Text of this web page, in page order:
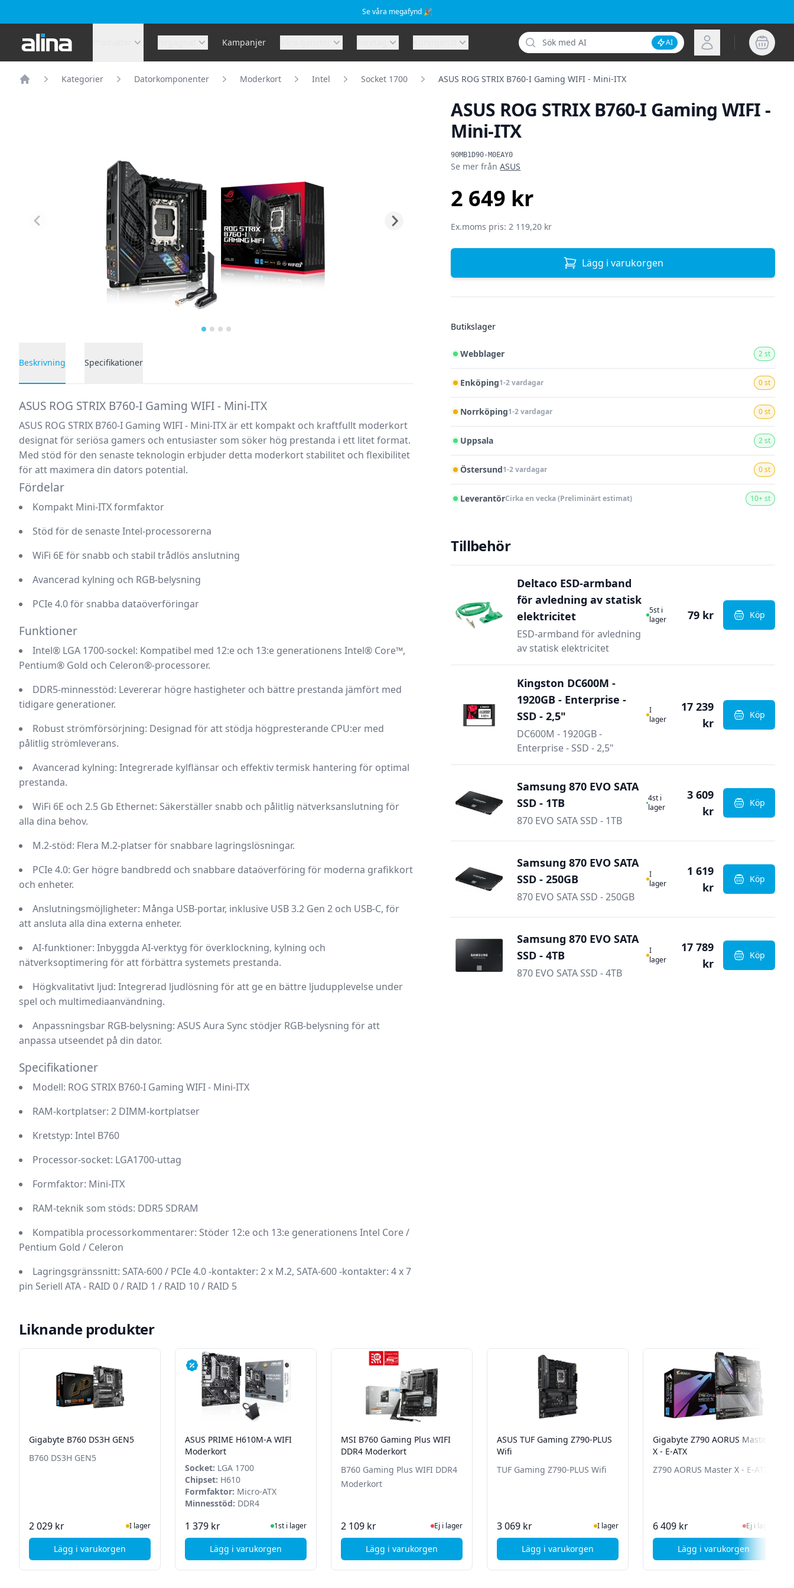
Se våra megafynd 🎉
Alina.se Kampanjer
Sök
Inaktivera AI-sökning
AI Logga in
Kategorier Datorkomponenter Moderkort Intel Socket 1700 ASUS ROG STRIX B760-I Gaming WIFI - Mini-ITX
ASUS ROG STRIX B760-I Gaming WIFI -
Mini-ITX
90MB1D90-M0EAY0
Produktinformation
Se mer frånASUS
2 649 kr
Ex.moms pris: 2 119,20 kr
Lägg i varukorgen
Butikslager
Webblager 2 st
Enköping1-2 vardagar 0 st
Norrköping1-2 vardagar 0 st
Uppsala 2 st
Östersund1-2 vardagar 0 st
LeverantörCirka en vecka (Preliminärt estimat) 10+ st
Tillbehör
Deltaco ESD-armband
för avledning av statisk
elektricitet
ESD-armband för avledning
av statisk elektricitet
I Lager
5st i
lager
79 kr Köp
, Deltaco
Kingston DC600M -
1920GB - Enterprise -
SSD - 2,5"
DC600M - 1920GB -
Enterprise - SSD - 2,5"
I Lager
I
lager
17 239
kr
Köp
, Kingston
Samsung 870 EVO SATA
SSD - 1TB
870 EVO SATA SSD - 1TB
I Lager
4st i
lager
3 609
kr
Köp
, Samsung
Samsung 870 EVO SATA
SSD - 250GB
870 EVO SATA SSD - 250GB
I Lager
I
lager
1 619
kr
Köp
, Samsung
Samsung 870 EVO SATA
SSD - 4TB
870 EVO SATA SSD - 4TB
I Lager
I
lager
17 789
kr
Köp
, Samsung
Beskrivning Specifikationer
ASUS ROG STRIX B760-I Gaming WIFI - Mini-ITX
ASUS ROG STRIX B760-I Gaming WIFI - Mini-ITX är ett kompakt och kraftfullt moderkort
designat för seriösa gamers och entusiaster som söker hög prestanda i ett litet format.
Med stöd för den senaste teknologin erbjuder detta moderkort stabilitet och flexibilitet
för att maximera din dators potential.
Fördelar
Kompakt Mini-ITX formfaktor
Stöd för de senaste Intel-processorerna
WiFi 6E för snabb och stabil trådlös anslutning
Avancerad kylning och RGB-belysning
PCIe 4.0 för snabba dataöverföringar
Funktioner
Intel® LGA 1700-sockel: Kompatibel med 12:e och 13:e generationens Intel® Core™,
Pentium® Gold och Celeron®-processorer.
DDR5-minnesstöd: Levererar högre hastigheter och bättre prestanda jämfört med
tidigare generationer.
Robust strömförsörjning: Designad för att stödja högpresterande CPU:er med
pålitlig strömleverans.
Avancerad kylning: Integrerade kylflänsar och effektiv termisk hantering för optimal
prestanda.
WiFi 6E och 2.5 Gb Ethernet: Säkerställer snabb och pålitlig nätverksanslutning för
alla dina behov.
M.2-stöd: Flera M.2-platser för snabbare lagringslösningar.
PCIe 4.0: Ger högre bandbredd och snabbare dataöverföring för moderna grafikkort
och enheter.
Anslutningsmöjligheter: Många USB-portar, inklusive USB 3.2 Gen 2 och USB-C, för
att ansluta alla dina externa enheter.
AI-funktioner: Inbyggda AI-verktyg för överklockning, kylning och
nätverksoptimering för att förbättra systemets prestanda.
Högkvalitativt ljud: Integrerad ljudlösning för att ge en bättre ljudupplevelse under
spel och multimediaanvändning.
Anpassningsbar RGB-belysning: ASUS Aura Sync stödjer RGB-belysning för att
anpassa utseendet på din dator.
Specifikationer
Modell: ROG STRIX B760-I Gaming WIFI - Mini-ITX
RAM-kortplatser: 2 DIMM-kortplatser
Kretstyp: Intel B760
Processor-socket: LGA1700-uttag
Formfaktor: Mini-ITX
RAM-teknik som stöds: DDR5 SDRAM
Kompatibla processorkommentarer: Stöder 12:e och 13:e generationens Intel Core /
Pentium Gold / Celeron
Lagringsgränssnitt: SATA-600 / PCIe 4.0 -kontakter: 2 x M.2, SATA-600 -kontakter: 4 x 7
pin Seriell ATA - RAID 0 / RAID 1 / RAID 10 / RAID 5
Liknande produkter
Gigabyte B760 DS3H GEN5
B760 DS3H GEN5
2 029 kr I lager
Lägg i varukorgen, Gigabyte B760 DS3H GEN5
ASUS PRIME H610M-A WIFI
Moderkort
Socket: LGA 1700
Chipset: H610
Formfaktor: Micro-ATX
Minnesstöd: DDR4
1 379 kr I Lager1st i lager
Lägg i varukorgen, ASUS PRIME H610M-A WIFI Moderkort
MSI B760 Gaming Plus WIFI
DDR4 Moderkort
B760 Gaming Plus WIFI DDR4
Moderkort
2 109 kr Ej i lager, besök produktsidan för senaste status
Ej i lager
Lägg i varukorgen, MSI B760 Gaming Plus WIFI DDR4 Moderkort
ASUS TUF Gaming Z790-PLUS
Wifi
TUF Gaming Z790-PLUS Wifi
3 069 kr I lager
Lägg i varukorgen, ASUS TUF Gaming Z790-PLUS Wifi
Gigabyte Z790 AORUS Master
X - E-ATX
Z790 AORUS Master X - E-ATX
6 409 kr Ej i lager, besök
Ej i lager
Lägg i varukorgen
, Gigabyte Z790